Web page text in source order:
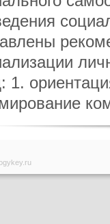
1.